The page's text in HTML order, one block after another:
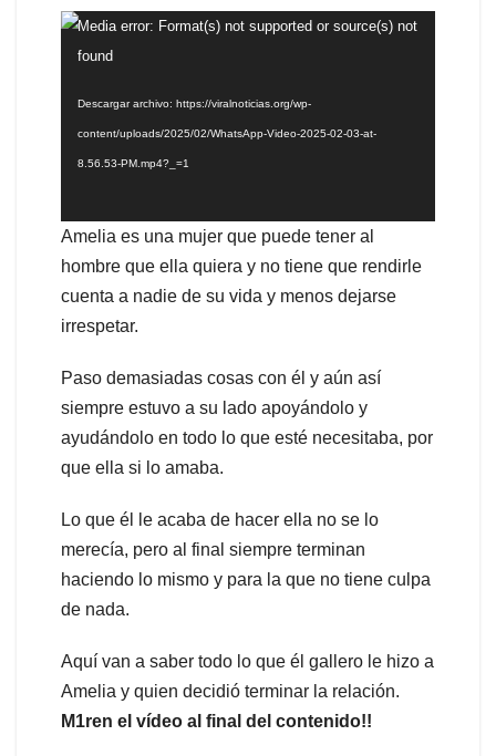
Reproductor
de
Media error: Format(s) not supported or source(s) not
found
Descargar archivo: https://viralnoticias.org/wp-
content/uploads/2025/02/WhatsApp-Video-2025-02-03-at-
8.56.53-PM.mp4?_=1
Amelia es una mujer que puede tener al
hombre que ella quiera y no tiene que rendirle
cuenta a nadie de su vida y menos dejarse
irrespetar.
Paso demasiadas cosas con él y aún así
siempre estuvo a su lado apoyándolo y
ayudándolo en todo lo que esté necesitaba, por
que ella si lo amaba.
Lo que él le acaba de hacer ella no se lo
merecía, pero al final siempre terminan
haciendo lo mismo y para la que no tiene culpa
de nada.
Aquí van a saber todo lo que él gallero le hizo a
Amelia y quien decidió terminar la relación.
M1ren el vídeo al final del contenido!!